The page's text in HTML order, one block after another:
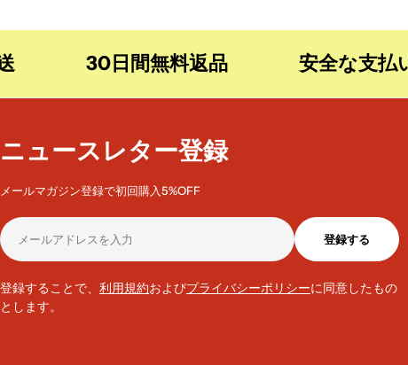
30日間無料返品 安全な支払い
ニュースレター登録
メールマガジン登録で初回購入5%OFF
メ
ー
ル
ド
レ
登録する
登録することで、 利用規約およびプライバシーポリシーに同意したもの
とします。